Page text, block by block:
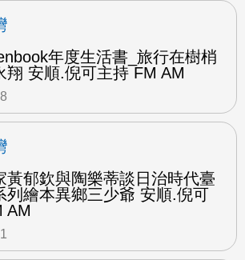
年度生活書_旅行在樹梢
翔 安順.倪可主持 FM AM
黃郁欽與陶樂蒂談日治時代臺
列繪本異鄉三少爺 安順.倪可
AM